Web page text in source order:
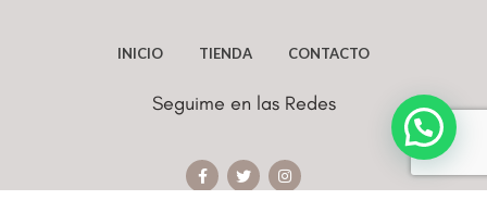
INICIO TIENDA CONTACTO
Seguime en las Redes